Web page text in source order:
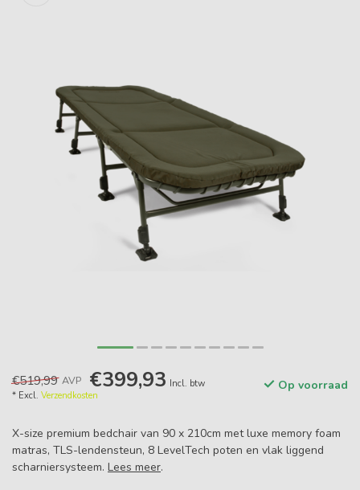
€519,99 AVP €399,93 Incl. btw
* Excl. Verzendkosten
Op voorraad
X-size premium bedchair van 90 x 210cm met luxe memory foam
matras, TLS-lendensteun, 8 LevelTech poten en vlak liggend
scharniersysteem. Lees meer.